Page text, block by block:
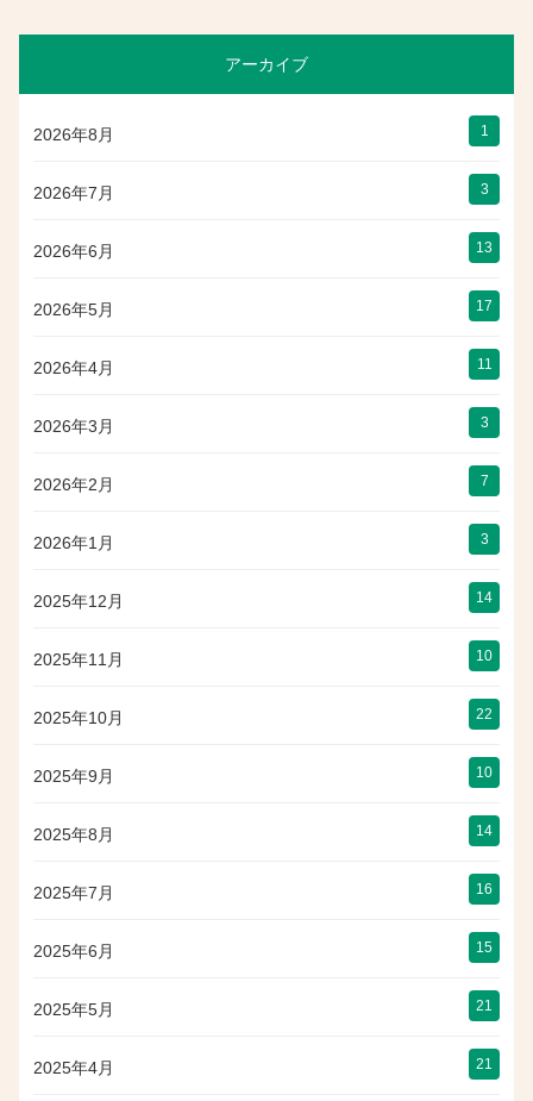
アーカイブ
2026年8月 1
2026年7月 3
2026年6月 13
2026年5月 17
2026年4月 11
2026年3月 3
2026年2月 7
2026年1月 3
2025年12月 14
2025年11月 10
2025年10月 22
2025年9月 10
2025年8月 14
2025年7月 16
2025年6月 15
2025年5月 21
2025年4月 21